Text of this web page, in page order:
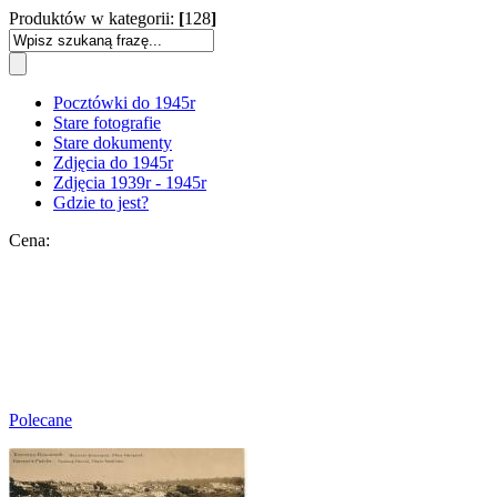
Produktów w kategorii: [128]
Pocztówki do 1945r
Stare fotografie
Stare dokumenty
Zdjęcia do 1945r
Zdjęcia 1939r - 1945r
Gdzie to jest?
Cena:
Polecane